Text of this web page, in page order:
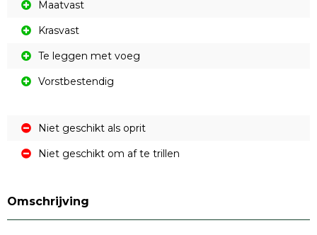
Maatvast
Krasvast
Te leggen met voeg
Vorstbestendig
Niet geschikt als oprit
Niet geschikt om af te trillen
Omschrijving